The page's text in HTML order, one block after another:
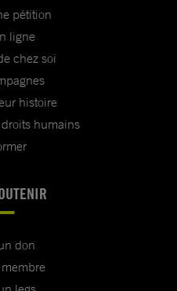
pétition
ligne
chez soi
histoire
humains
don